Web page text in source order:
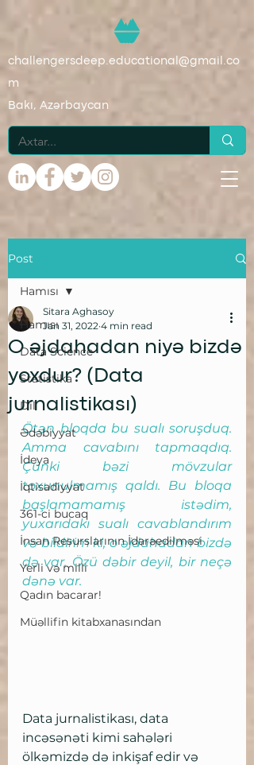
challengersdeep.educational@gmail.co
m
Bakı, Azərbaycan
Post
Hamısı
Data Science
Statistika
Dil
Ədəbiyyat
İdeya
İqtisadiyyat
361-ci bucaq
İnsan Resurslarının İdarəedilməsi
Yerli və milli
Qadın bacarar!
Müəllifin kitabxanasından
Hamısı
O əjdahadan niyə bizdə
yoxdur? (Data
jurnalistikası)
Sitara Aghasoy
Jan 31, 2022 4 min read
Ötən bloqda bu sualı soruşduq.
Amma cavabını tapmaqdıq.
Çünki bəzi mövzular
toxunulmamış qaldı. Bu bloqa
başlamamamış istədim,
yuxarıdakı sualı cavablandırım
və bildirim ki, o əjdahadan bizdə
də var. Özü dəbir deyil, bir neçə
dənə var.
Data jurnalistikası, data
incəsənəti kimi sahələri
ölkəmizdə də inkişaf edir və